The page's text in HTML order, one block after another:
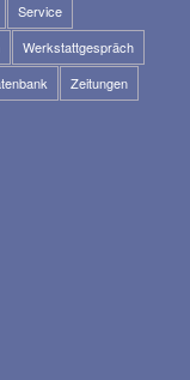
Service
Werkstattgespräch
Zeitungen